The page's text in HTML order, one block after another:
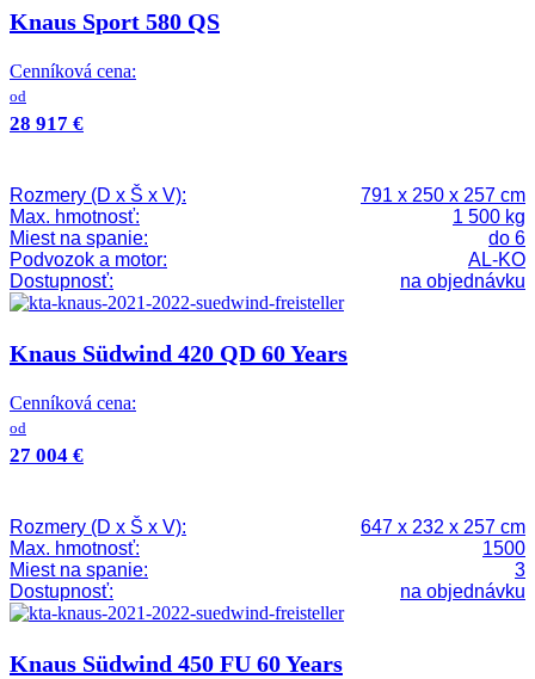
Knaus Sport 580 QS
Cenníková cena:
od
28 917 €
Rozmery (D x Š x V):
791 x 250 x 257 cm
Max. hmotnosť:
1 500 kg
Miest na spanie:
do 6
Podvozok a motor:
AL-KO
Dostupnosť:
na objednávku
Knaus Südwind 420 QD 60 Years
Cenníková cena:
od
27 004 €
Rozmery (D x Š x V):
647 x 232 x 257 cm
Max. hmotnosť:
1500
Miest na spanie:
3
Dostupnosť:
na objednávku
Knaus Südwind 450 FU 60 Years